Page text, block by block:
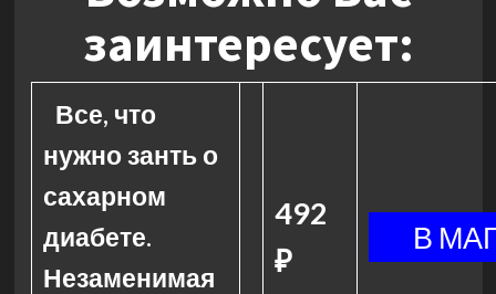
заинтересует:
Все, что
нужно занть о
сахарном
диабете.
Незаменимая
492
₽